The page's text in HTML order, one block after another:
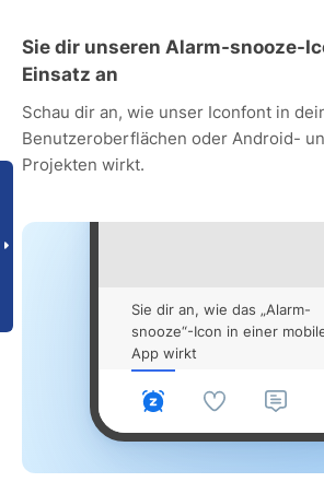
Sie dir unseren Alarm-snooze-
Einsatz an
Schau dir an, wie unser Iconfont in
Benutzeroberflächen oder Android-
Projekten wirkt.
Sie dir an, wie das „Alarm-
snooze“-Icon in einer
App wirkt